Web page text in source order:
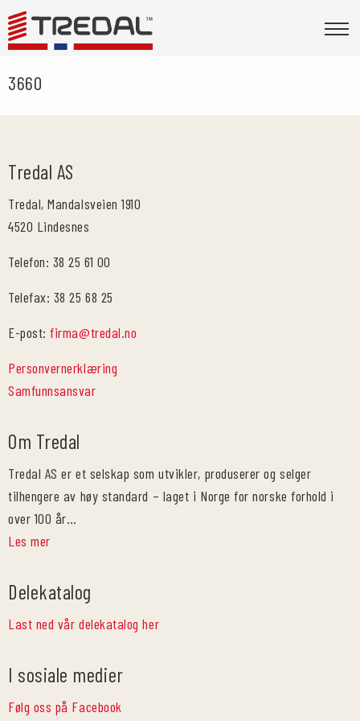
3660
Tredal AS
Tredal, Mandalsveien 1910
4520 Lindesnes
Telefon: 38 25 61 00
Telefax: 38 25 68 25
E-post:firma@tredal.no
Personvernerklæring
Samfunnsansvar
Om Tredal
Tredal AS er et selskap som utvikler, produserer og selger
tilhengere av høy standard – laget i Norge for norske forhold i
over 100 år…
Les mer
Delekatalog
Last ned vår delekatalog her
I sosiale medier
Følg oss på Facebook